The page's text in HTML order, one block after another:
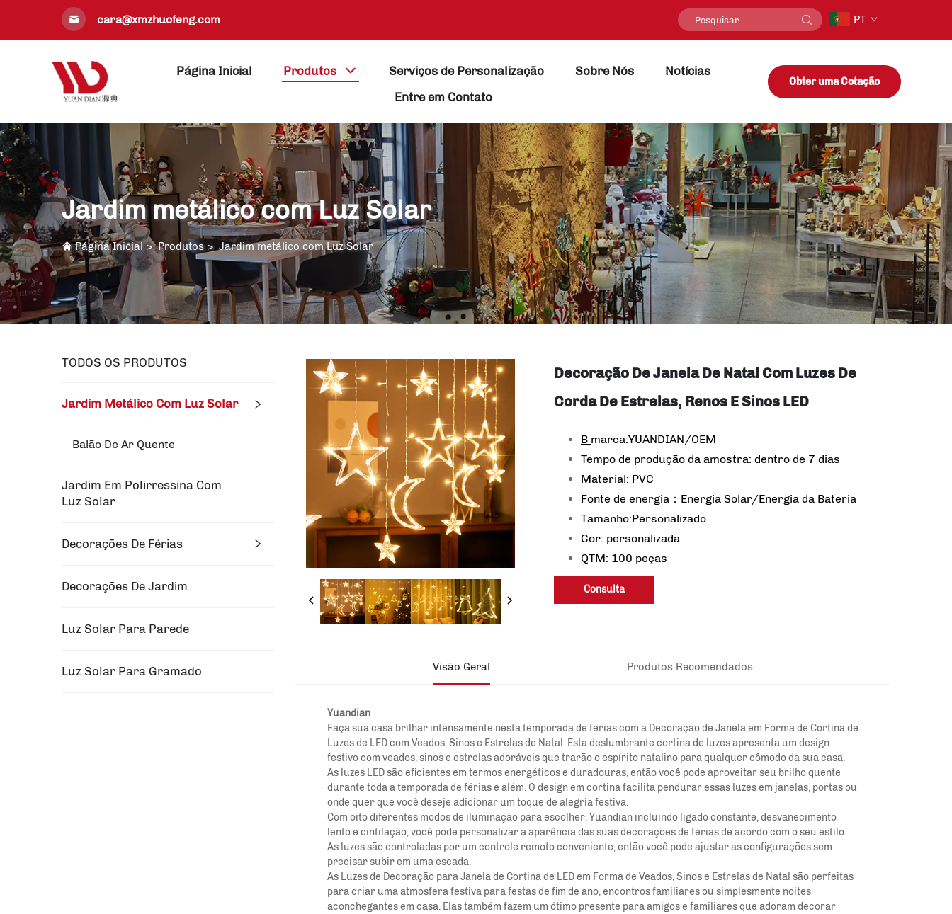
cara@xmzhuofeng.com PT
Página Inicial Produtos Serviços de Personalização Sobre Nós
Notícias
Entre em Contato
Obter uma Cotação
Jardim metálico com Luz Solar
Página Inicial>Produtos>Jardim metálico com Luz Solar
TODOS OS PRODUTOS
Jardim Metálico Com Luz Solar
Balão De Ar Quente
Jardim Em Polirressina Com
Luz Solar
Decorações De Férias
Decorações De Jardim
Luz Solar Para Parede
Luz Solar Para Gramado
Decoração De Janela De Natal Com Luzes De
Corda De Estrelas, Renos E Sinos LED
B marca:YUANDIAN/OEM
Tempo de produção da amostra: dentro de 7 dias
Material: PVC
Fonte de energia：Energia Solar/Energia da Bateria
Tamanho:Personalizado
Cor: personalizada
QTM: 100 peças
Consulta
Visão Geral Produtos Recomendados
Yuandian
Faça sua casa brilhar intensamente nesta temporada de férias com a Decoração de Janela em Forma de Cortina de
Luzes de LED com Veados, Sinos e Estrelas de Natal. Esta deslumbrante cortina de luzes apresenta um design
festivo com veados, sinos e estrelas adoráveis que trarão o espírito natalino para qualquer cômodo da sua casa.
As luzes LED são eficientes em termos energéticos e duradouras, então você pode aproveitar seu brilho quente
durante toda a temporada de férias e além. O design em cortina facilita pendurar essas luzes em janelas, portas ou
onde quer que você deseje adicionar um toque de alegria festiva.
Com oito diferentes modos de iluminação para escolher,Yuandian incluindo ligado constante, desvanecimento
lento e cintilação, você pode personalizar a aparência das suas decorações de férias de acordo com o seu estilo.
As luzes são controladas por um controle remoto conveniente, então você pode ajustar as configurações sem
precisar subir em uma escada.
As Luzes de Decoração para Janela de Cortina de LED em Forma de Veados, Sinos e Estrelas de Natal são perfeitas
para criar uma atmosfera festiva para festas de fim de ano, encontros familiares ou simplesmente noites
aconchegantes em casa. Elas também fazem um ótimo presente para amigos e familiares que adoram decorar